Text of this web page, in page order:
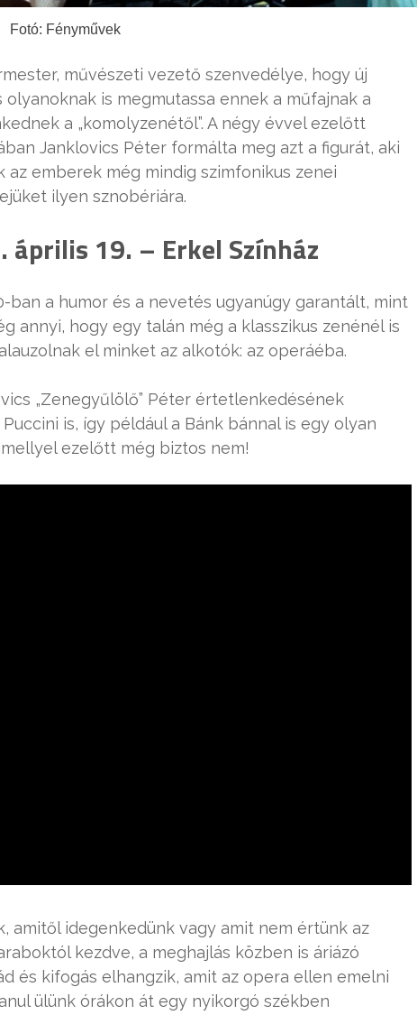
Fotó: Fényművek
művészeti vezető szenvedélye, hogy új
is megmutassa ennek a műfajnak a
a „komolyzenétől”. A négy évvel ezelőtt
Janklovics Péter formálta meg azt a figurát, aki
emberek még mindig szimfonikus zenei
ilyen sznobériára.
19. – Erkel Színház
ban a humor és a nevetés ugyanúgy garantált, mint
annyi, hogy egy talán még a klasszikus zenénél is
el minket az alkotók: az operáéba.
„Zenegyűlölő” Péter értetlenkedésének
is, így például a Bánk bánnal is egy olyan
ezelőtt még biztos nem!
amitől idegenkedünk vagy amit nem értünk az
kezdve, a meghajlás közben is áriázó
és kifogás elhangzik, amit az opera ellen emelni
ülünk órákon át egy nyikorgó székben